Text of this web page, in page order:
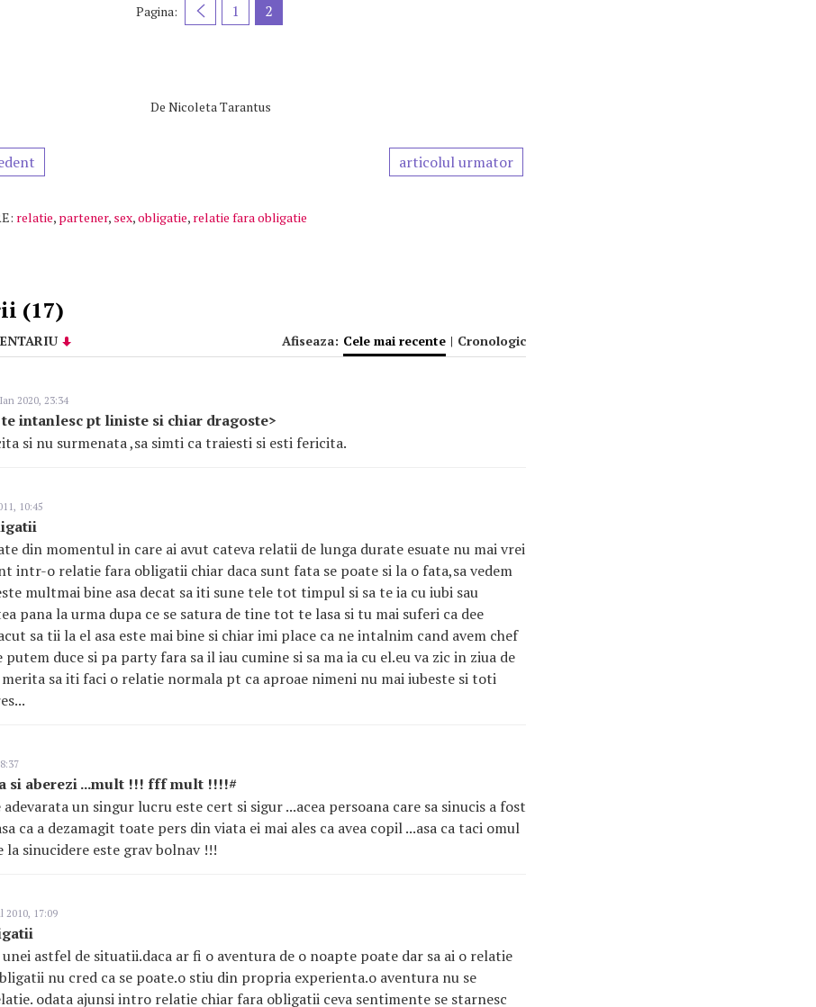
Pagina: 1 2
De Nicoleta Tarantus
articolul urmator
relatie, partener, sex,obligatie, relatie fara obligatie
(17)
Afiseaza: Cele mai recente | Cronologic
2020, 23:34
intanlesc pt liniste si chiar dragoste>
si nu surmenata ,sa simti ca traiesti si esti fericita.
10:45
din momentul in care ai avut cateva relatii de lunga durate esuate nu mai vrei
intr-o relatie fara obligatii chiar daca sunt fata se poate si la o fata,sa vedem
multmai bine asa decat sa iti sune tele tot timpul si sa te ia cu iubi sau
pana la urma dupa ce se satura de tine tot te lasa si tu mai suferi ca dee
sa tii la el asa este mai bine si chiar imi place ca ne intalnim cand avem chef
duce si pa party fara sa il iau cumine si sa ma ia cu el.eu va zic in ziua de
merita sa iti faci o relatie normala pt ca aproae nimeni nu mai iubeste si toti
si aberezi ...mult !!! fff mult !!!!#
un singur lucru este cert si sigur ...acea persoana care sa sinucis a fost
ca a dezamagit toate pers din viata ei mai ales ca avea copil ...asa ca taci omul
la sinucidere este grav bolnav !!!
2010, 17:09
astfel de situatii.daca ar fi o aventura de o noapte poate dar sa ai o relatie
nu cred ca se poate.o stiu din propria experienta.o aventura nu se
odata ajunsi intro relatie chiar fara obligatii ceva sentimente se starnesc